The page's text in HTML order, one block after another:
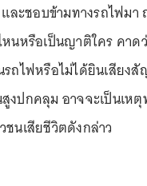
ละชอบข้ามทางรถไฟมา
นหรือเป็นญาติใคร คาด
ถไฟหรือไม่ได้ยินเสียง
งปกคลุม อาจจะเป็นเห
ชนเสียชีวิตดังกล่าว